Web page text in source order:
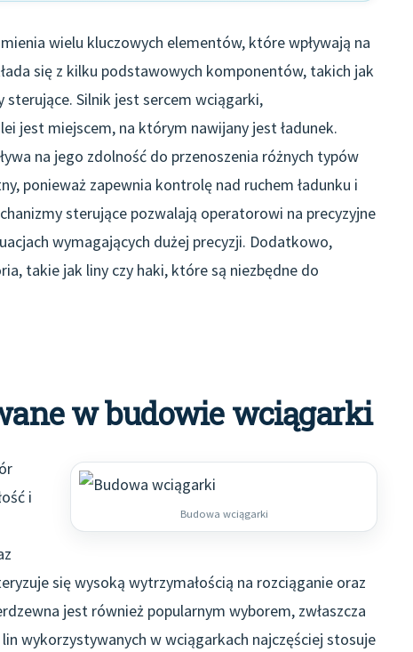
wielu kluczowych elementów, które wpływają na
się z kilku podstawowych komponentów, takich jak
Silnik jest sercem wciągarki,
jest miejscem, na którym nawijany jest ładunek.
na jego zdolność do przenoszenia różnych typów
ponieważ zapewnia kontrolę nad ruchem ładunku i
sterujące pozwalają operatorowi na precyzyjne
wymagających dużej precyzji. Dodatkowo,
takie jak liny czy haki, które są niezbędne do
w budowie wciągarki
Budowa wciągarki
i
się wysoką wytrzymałością na rozciąganie oraz
jest również popularnym wyborem, zwłaszcza
wykorzystywanych w wciągarkach najczęściej stosuje